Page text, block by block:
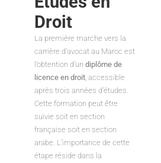
Droit
La première marche vers la
carrière d’avocat au Maroc est
l’obtention d’un diplôme de
licence en droit , accessible
après trois années d’études.
Cette formation peut être
suivie soit en section
française soit en section
arabe. L’importance de cette
étape réside dans la